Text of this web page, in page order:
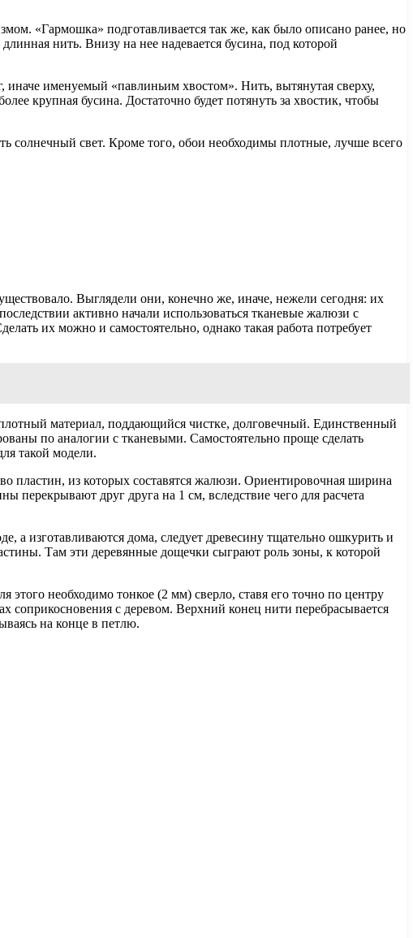
«Гармошка» подготавливается так же, как было описано ранее, но
нить. Внизу на нее надевается бусина, под которой
иначе именуемый «павлиньим хвостом». Нить, вытянутая сверху,
крупная бусина. Достаточно будет потянуть за хвостик, чтобы
солнечный свет. Кроме того, обои необходимы плотные, лучше всего
Выглядели они, конечно же, иначе, нежели сегодня: их
активно начали использоваться тканевые жалюзи с
их можно и самостоятельно, однако такая работа потребует
материал, поддающийся чистке, долговечный. Единственный
по аналогии с тканевыми. Самостоятельно проще сделать
такой модели.
пластин, из которых составятся жалюзи. Ориентировочная ширина
перекрывают друг друга на 1 см, вследствие чего для расчета
а изготавливаются дома, следует древесину тщательно ошкурить и
Там эти деревянные дощечки сыграют роль зоны, к которой
необходимо тонкое (2 мм) сверло, ставя его точно по центру
с деревом. Верхний конец нити перебрасывается
на конце в петлю.